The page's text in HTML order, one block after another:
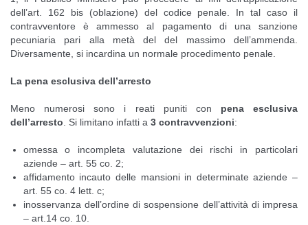
dell’art. 162 bis (oblazione) del codice penale. In tal caso il
contravventore è ammesso al pagamento di una sanzione
pecuniaria pari alla metà del del massimo dell’ammenda.
Diversamente, si incardina un normale procedimento penale.
La pena esclusiva dell’arresto
Meno numerosi sono i reati puniti con pena esclusiva
dell’arresto . Si limitano infatti a 3 contravvenzioni:
omessa o incompleta valutazione dei rischi in particolari
aziende – art. 55 co. 2;
affidamento incauto delle mansioni in determinate aziende –
art. 55 co. 4 lett. c;
inosservanza dell’ordine di sospensione dell’attività di impresa
– art.14 co. 10.